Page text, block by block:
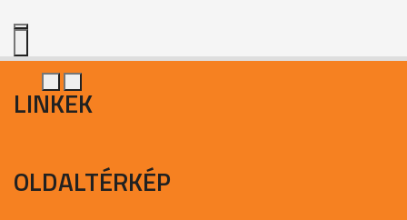
LINKEK
OLDALTÉRKÉP